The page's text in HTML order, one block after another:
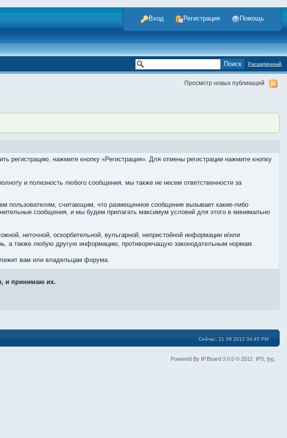
Вход Регистрация Помощь
Расширенный
Просмотр новых публикаций
нажмите кнопку «Регистрация». Для отмены регистрации нажмите кнопку
и полезность любого сообщения, мы также не несем ответственности за
пользователям, считающим, что размещенное сообщение вызывает какие-либо
сообщения, и мы будем прилагать максимум условий для этого в минимально
неточной, оскорбительной, вульгарной, непристойной информации и/или
а также любую другую информацию, противоречащую законодательным нормам.
вам или владельцам форума.
и принимаю их.
Сейчас: 21 09 2012 04:45 PM
Powered By IP.Board 3.0.0 © 2012 IPS, Inc